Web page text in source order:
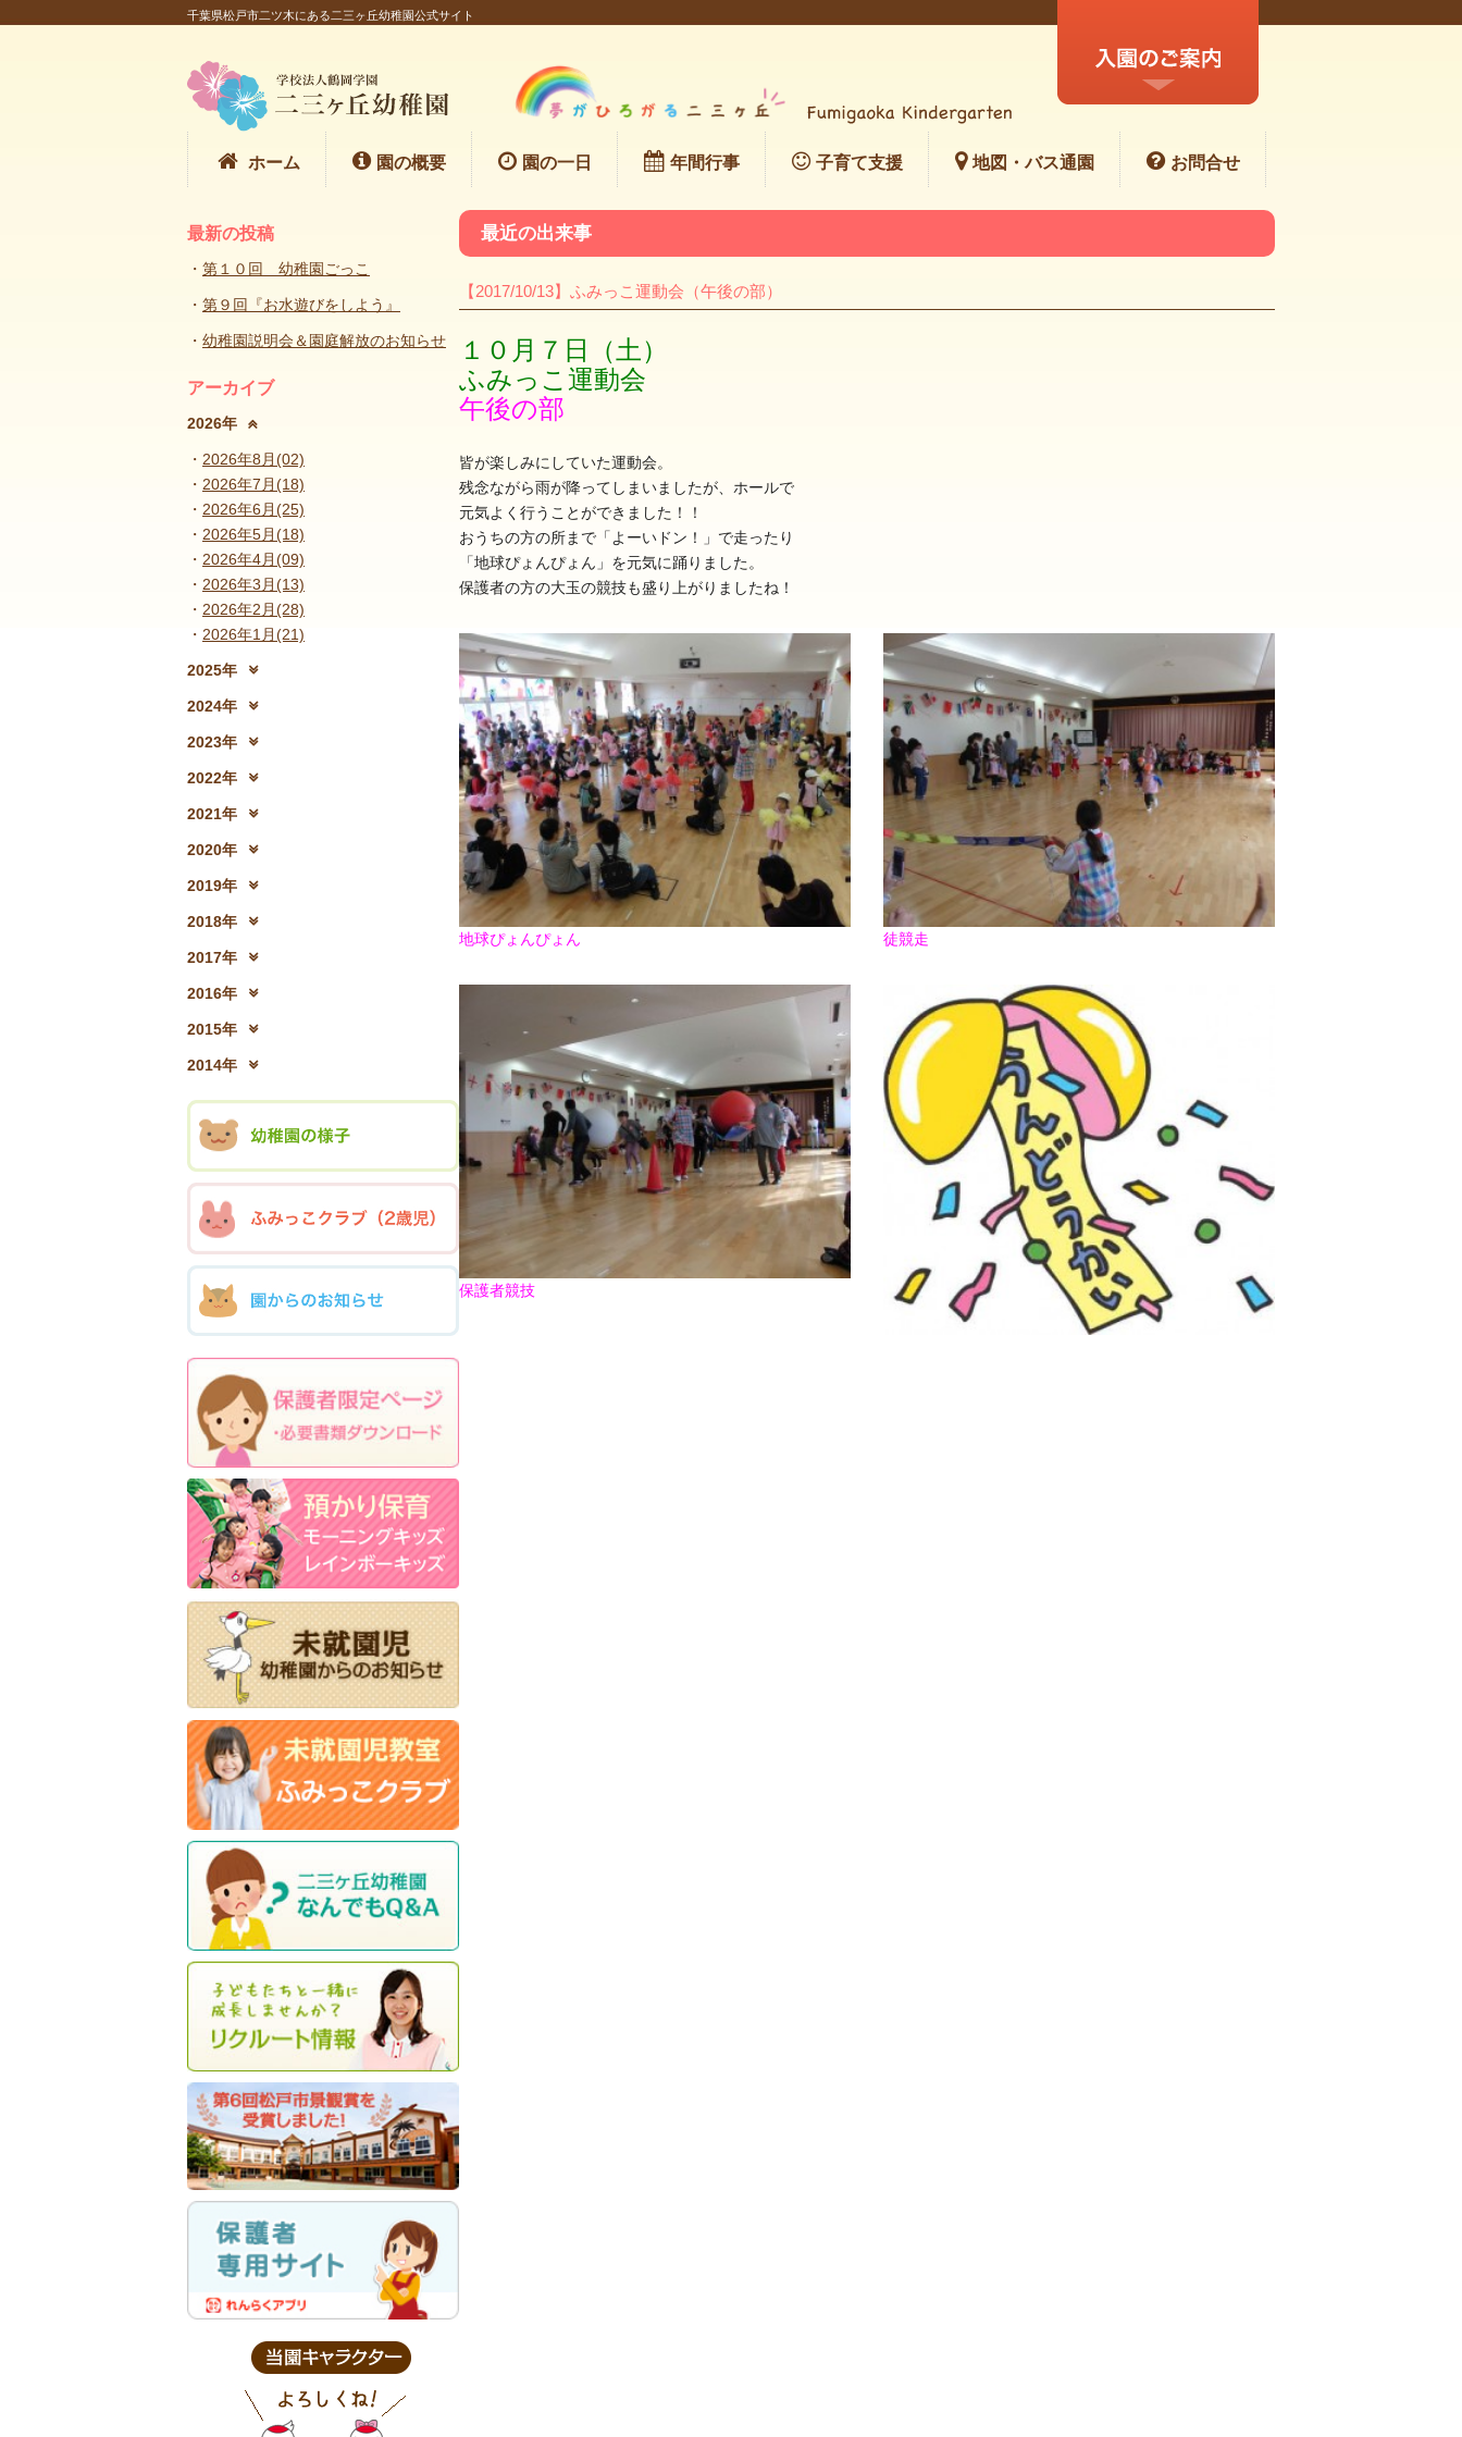
千葉県松戸市二ツ木にある二三ヶ丘幼稚園公式サイト
ホーム 園の概要 園の一日 年間行事 子育て支援 地図・バス通園 お問合せ
最新の投稿
第１０回 幼稚園ごっこ
第９回『お水遊びをしよう』
幼稚園説明会＆園庭解放のお知らせ
アーカイブ
2026年
2026年8月(02)
2026年7月(18)
2026年6月(25)
2026年5月(18)
2026年4月(09)
2026年3月(13)
2026年2月(28)
2026年1月(21)
2025年
2025年12月(15)
2025年11月(17) 2025年10月(23) 2025年9月(21)
2024年
2024年12月(18)
2024年11月(20) 2024年10月(31) 2024年9月(27)
2023年
2023年12月(19)
2023年11月(19) 2023年10月(32) 2023年9月(29)
2022年
2022年12月(13)
2022年11月(13) 2022年10月(28) 2022年9月(21)
2021年
2021年12月(08)
2021年11月(06) 2021年10月(08) 2021年9月(05)
2020年
2020年12月(10)
2020年11月(06) 2020年10月(13) 2020年9月(07)
2019年
2019年12月(10)
2019年11月(12) 2019年10月(09) 2019年9月(12)
2018年
2018年12月(08)
2018年11月(12)
2017年
2017年12月(04)
2017年11月(09) 2017年10月(10) 2017年9月(10)
2016年
2016年12月(03)
2016年11月(05) 2016年10月(06) 2016年9月(08)
2015年
2015年12月(05)
2015年11月(04) 2015年9月(09)
2014年
2014年11月(10) 2014年10月(13) 2014年9月(17)
最近の出来事
【2017/10/13】ふみっこ運動会（午後の部）
１０月７日（土）
ふみっこ運動会
午後の部
皆が楽しみにしていた運動会。
残念ながら雨が降ってしまいましたが、ホールで
元気よく行うことができました！！
おうちの方の所まで「よーいドン！」で走ったり
「地球ぴょんぴょん」を元気に踊りました。
保護者の方の大玉の競技も盛り上がりましたね！
地球ぴょんぴょん 徒競走
保護者競技